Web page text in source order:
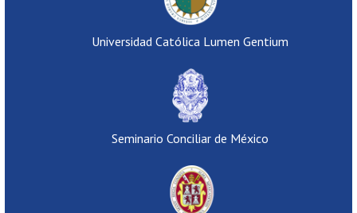
Universidad Católica Lumen Gentium
Seminario Conciliar de México